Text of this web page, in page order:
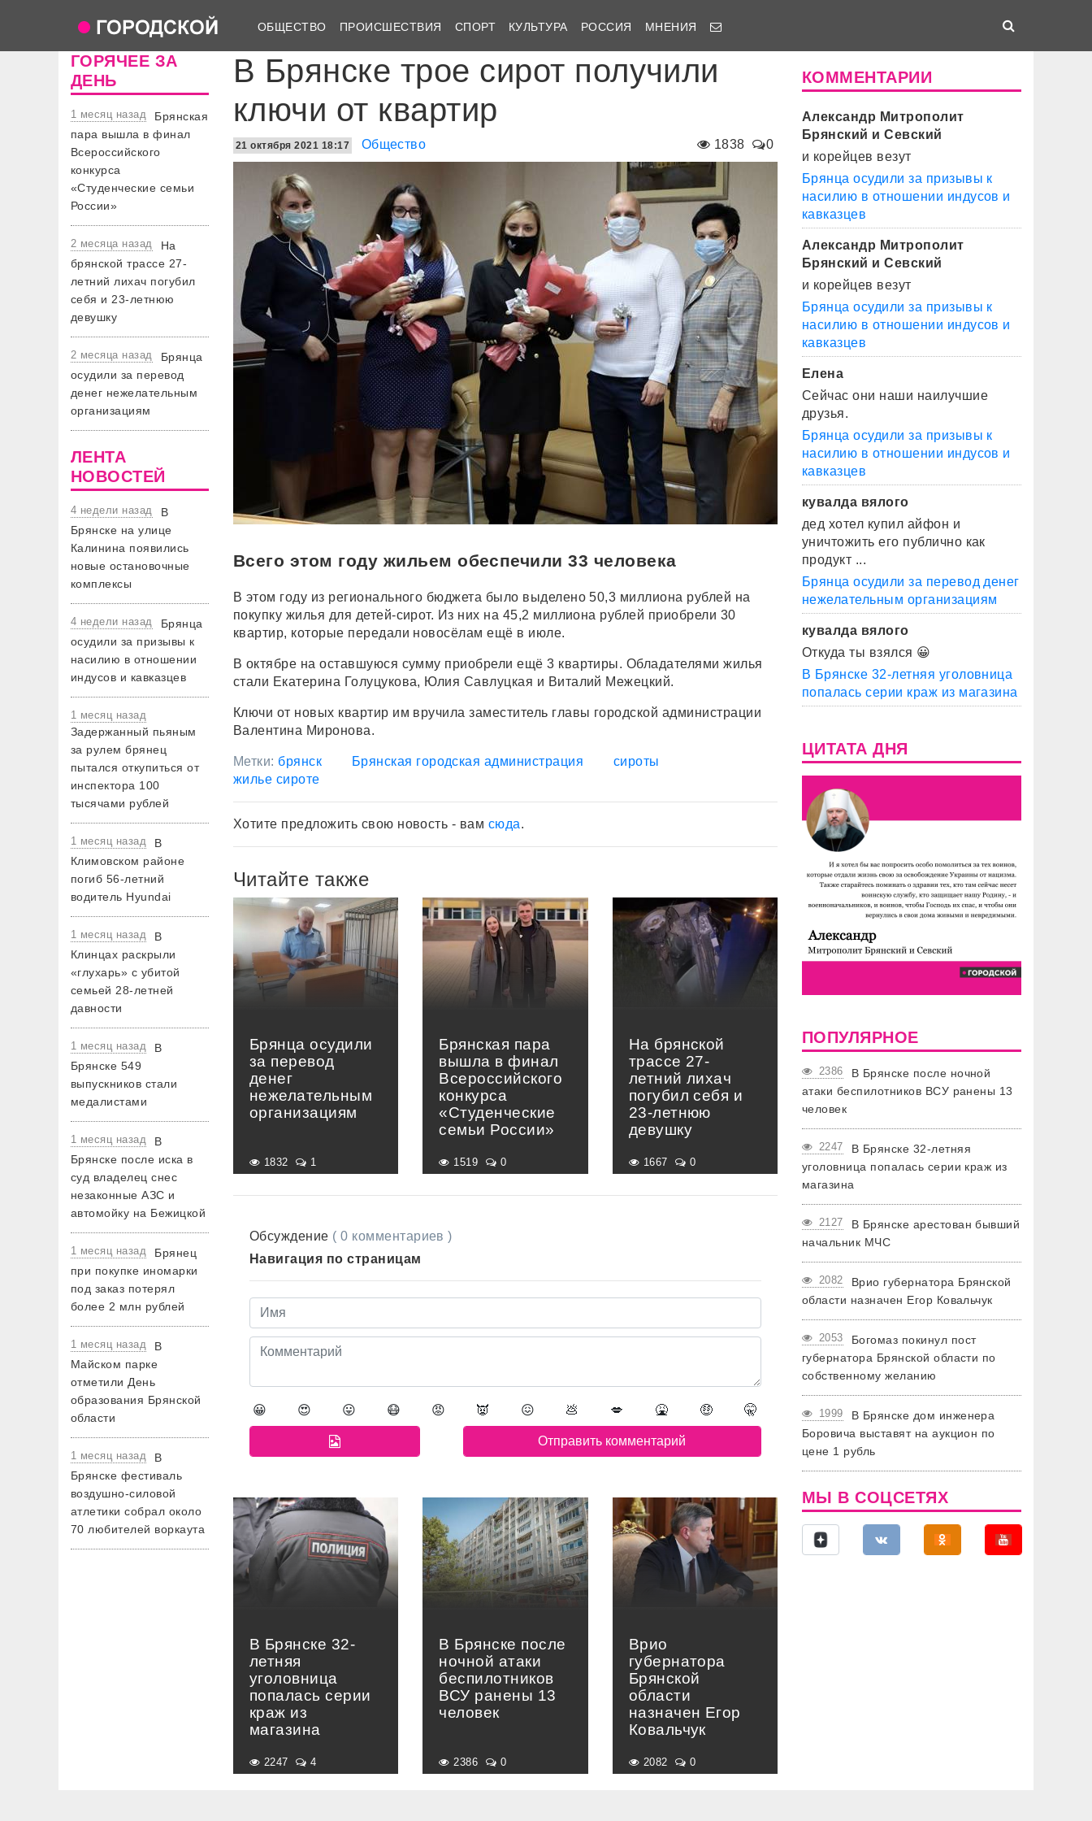
ОБЩЕСТВО ПРОИСШЕСТВИЯ СПОРТ КУЛЬТУРА РОССИЯ МНЕНИЯ
ГОРЯЧЕЕ ЗА
ДЕНЬ
1 месяц назад
Брянская
пара вышла в финал
Всероссийского
конкурса
«Студенческие семьи
России»
2 месяца назад
На
брянской трассе 27-
летний лихач погубил
себя и 23-летнюю
девушку
2 месяца назад
Брянца
осудили за перевод
денег нежелательным
организациям
ЛЕНТА
НОВОСТЕЙ
4 недели назад
В
Брянске на улице
Калинина появились
новые остановочные
комплексы
4 недели назад
Брянца
осудили за призывы к
насилию в отношении
индусов и кавказцев
1 месяц назад
Задержанный пьяным
за рулем брянец
пытался откупиться от
инспектора 100
тысячами рублей
1 месяц назад
В
Климовском районе
погиб 56-летний
водитель Hyundai
1 месяц назад
В
Клинцах раскрыли
«глухарь» с убитой
семьей 28-летней
давности
1 месяц назад
В
Брянске 549
выпускников стали
медалистами
1 месяц назад
В
Брянске после иска в
суд владелец снес
незаконные АЗС и
автомойку на Бежицкой
1 месяц назад
Брянец
при покупке иномарки
под заказ потерял
более 2 млн рублей
1 месяц назад
В
Майском парке
отметили День
образования Брянской
области
1 месяц назад
В
Брянске фестиваль
воздушно-силовой
атлетики собрал около
70 любителей воркаута
В Брянске трое сирот получили
ключи от квартир
1838 0
21 октября 2021 18:17 Общество
Всего этом году жильем обеспечили 33 человека
В этом году из регионального бюджета было выделено 50,3 миллиона рублей на
покупку жилья для детей-сирот. Из них на 45,2 миллиона рублей приобрели 30
квартир, которые передали новосёлам ещё в июле.
В октябре на оставшуюся сумму приобрели ещё 3 квартиры. Обладателями жилья
стали Екатерина Голуцукова, Юлия Савлуцкая и Виталий Межецкий.
Ключи от новых квартир им вручила заместитель главы городской администрации
Валентина Миронова.
Метки: брянск Брянская городская администрация
сироты
жилье сироте
Хотите предложить свою новость - вам сюда.
Читайте также
Брянца осудили
за перевод
денег
нежелательным
организациям
1832 1
Брянская пара
вышла в финал
Всероссийского
конкурса
«Студенческие
семьи России»
1519 0
На брянской
трассе 27-
летний лихач
погубил себя и
23-летнюю
девушку
1667 0
Обсуждение ( 0 комментариев )
Навигация по страницам
😀 😍 😛 😷 😡 👿 😖 💩 💋 🤮 🤑 🤫
В Брянске 32-
летняя
уголовница
попалась серии
краж из
магазина
2247 4
В Брянске после
ночной атаки
беспилотников
ВСУ ранены 13
человек
2386 0
Врио
губернатора
Брянской
области
назначен Егор
Ковальчук
2082 0
КОММЕНТАРИИ
Александр Митрополит
Брянский и Севский
и корейцев везут
Брянца осудили за призывы к
насилию в отношении индусов и
кавказцев
Александр Митрополит
Брянский и Севский
и корейцев везут
Брянца осудили за призывы к
насилию в отношении индусов и
кавказцев
Елена
Сейчас они наши наилучшие
друзья.
Брянца осудили за призывы к
насилию в отношении индусов и
кавказцев
кувалда вялого
дед хотел купил айфон и
уничтожить его публично как
продукт ...
Брянца осудили за перевод денег
нежелательным организациям
кувалда вялого
Откуда ты взялся 😀
В Брянске 32-летняя уголовница
попалась серии краж из магазина
ЦИТАТА ДНЯ
ПОПУЛЯРНОЕ
2386
В Брянске после ночной
атаки беспилотников ВСУ ранены 13
человек
2247
В Брянске 32-летняя
уголовница попалась серии краж из
магазина
2127
В Брянске арестован бывший
начальник МЧС
2082
Врио губернатора Брянской
области назначен Егор Ковальчук
2053
Богомаз покинул пост
губернатора Брянской области по
собственному желанию
1999
В Брянске дом инженера
Боровича выставят на аукцион по
цене 1 рубль
МЫ В СОЦСЕТЯХ